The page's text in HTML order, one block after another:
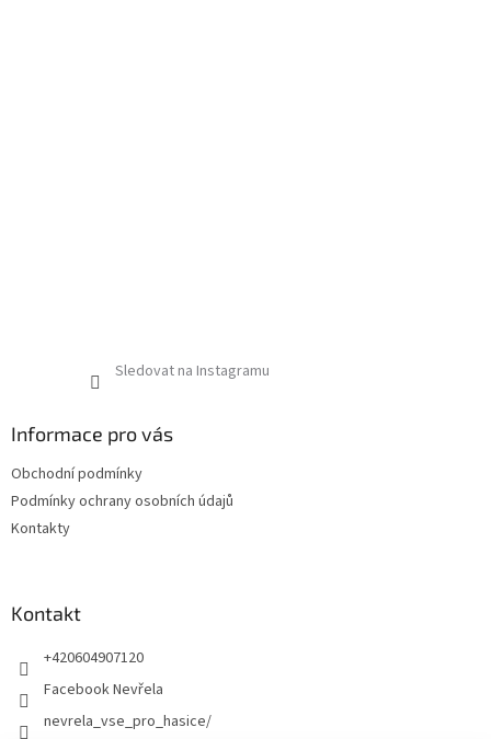
Sledovat na Instagramu
Informace pro vás
Obchodní podmínky
Podmínky ochrany osobních údajů
Kontakty
Kontakt
+420604907120
Facebook Nevřela
nevrela_vse_pro_hasice/